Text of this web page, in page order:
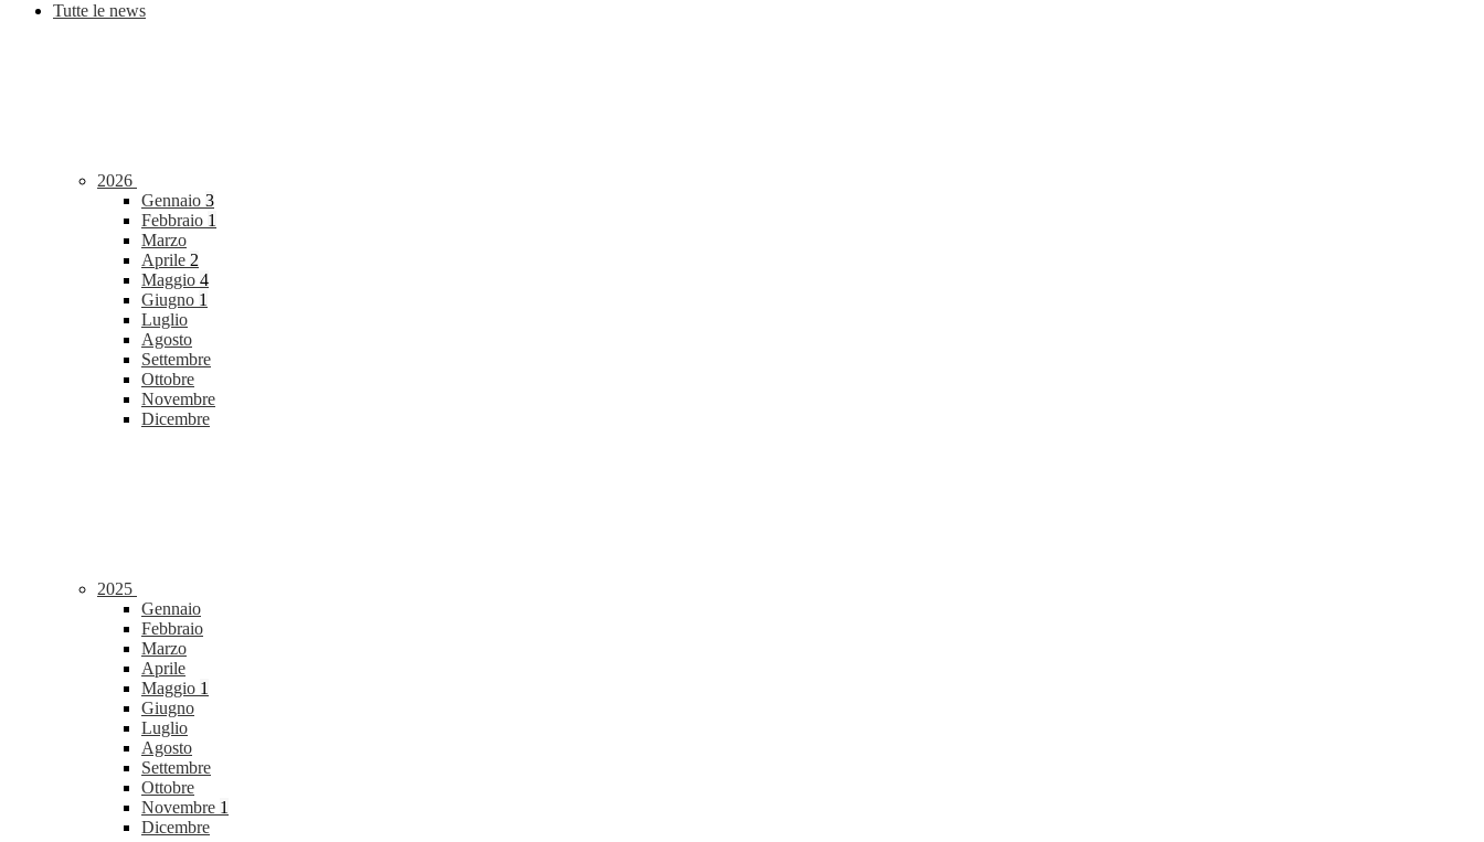
Tutte le news
2026
Gennaio 3
Febbraio 1
Marzo
Aprile 2
Maggio 4
Giugno 1
Luglio
Agosto
Settembre
Ottobre
Novembre
Dicembre
2025
Gennaio
Febbraio
Marzo
Aprile
Maggio 1
Giugno
Luglio
Agosto
Settembre
Ottobre
Novembre 1
Dicembre